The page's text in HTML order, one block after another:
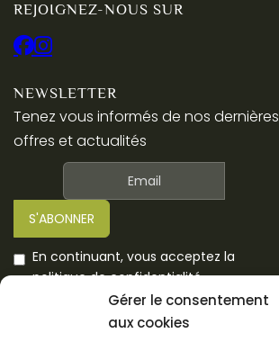
Gérer le consentement
aux cookies
REJOIGNEZ-NOUS SUR
NEWSLETTER
Tenez vous informés de nos dernières
offres et actualités
En continuant, vous acceptez la
politique de confidentialité
PLAN DU SITE